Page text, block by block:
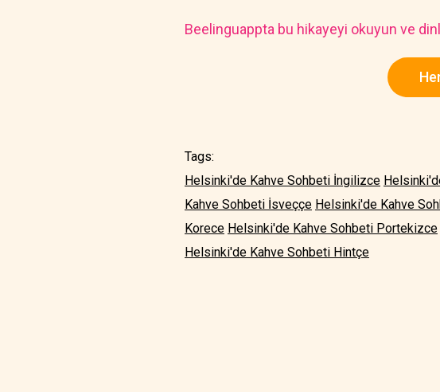
Beelinguappta bu hikayeyi okuyun ve
Tags:
Helsinki'de Kahve Sohbeti İngilizce
Kahve Sohbeti İsveççe Helsinki'de Kahve
Korece Helsinki'de Kahve Sohbeti Portekizce
Helsinki'de Kahve Sohbeti Hintçe